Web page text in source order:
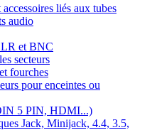
liés aux tubes
audio
et BNC
secteurs
fourches
pour enceintes ou
5 PIN, HDMI...)
Jack, Minijack, 4.4, 3.5,